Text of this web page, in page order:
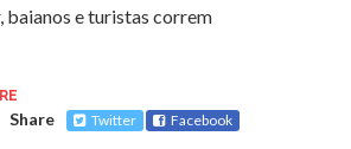
baianos e turistas correm
Share Twitter Facebook